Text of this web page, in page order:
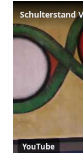
Schulterstand
YouTube